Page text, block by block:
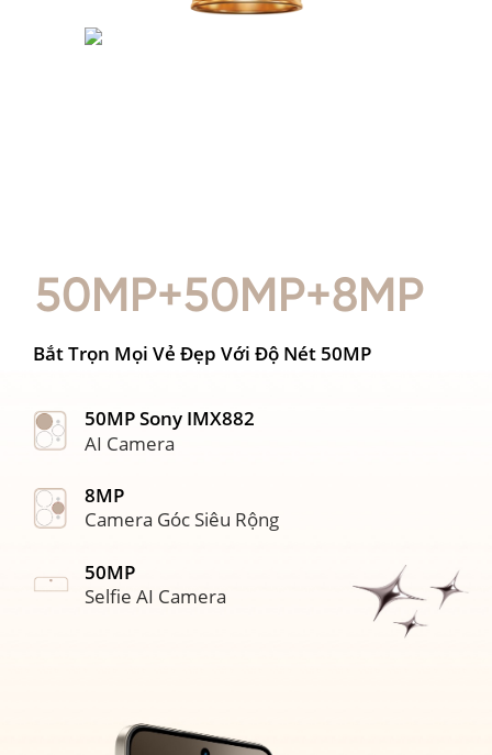
50MP+50MP+8MP
Bắt Trọn Mọi Vẻ Đẹp Với Độ Nét 50MP
50MP Sony IMX882
AI Camera
50MP
Selfie AI Camera
8MP
Camera Góc Siêu Rộng